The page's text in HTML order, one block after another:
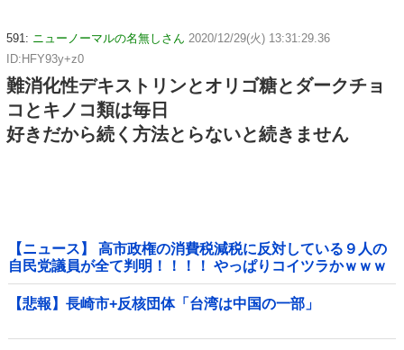
591: ニューノーマルの名無しさん 2020/12/29(火) 13:31:29.36
ID:HFY93y+z0
難消化性デキストリンとオリゴ糖とダークチョ
コとキノコ類は毎日
好きだから続く方法とらないと続きません
【ニュース】 高市政権の消費税減税に反対している９人の
自民党議員が全て判明！！！！ やっぱりコイツラかｗｗｗ
ｗｗ
【悲報】長崎市+反核団体「台湾は中国の一部」